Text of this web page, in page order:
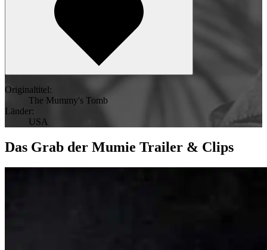
Originaltitel:
The Mummy's Tomb
Länder:
USA
Das Grab der Mumie Trailer & Clips